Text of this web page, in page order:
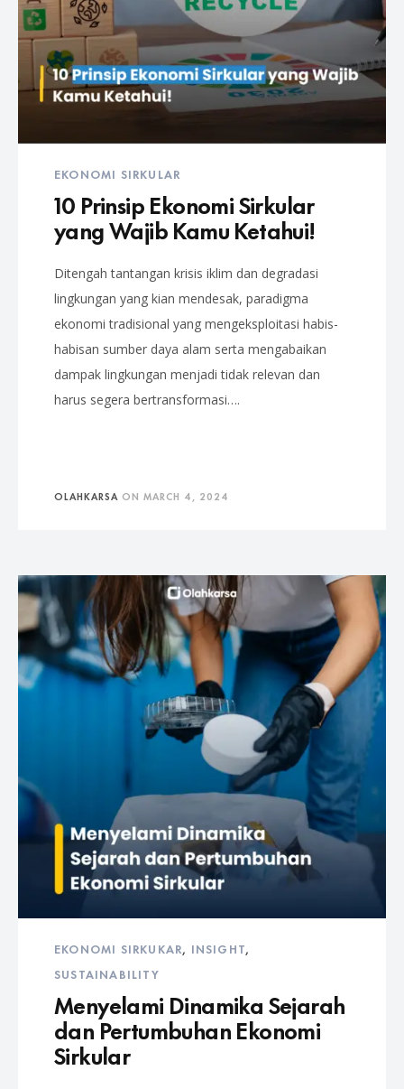
EKONOMI SIRKULAR
10 Prinsip Ekonomi Sirkular
yang Wajib Kamu Ketahui!
Ditengah tantangan krisis iklim dan degradasi
lingkungan yang kian mendesak, paradigma
ekonomi tradisional yang mengeksploitasi habis-
habisan sumber daya alam serta mengabaikan
dampak lingkungan menjadi tidak relevan dan
harus segera bertransformasi….
OLAHKARSA ON MARCH 4, 2024
EKONOMI SIRKUKAR, INSIGHT,
SUSTAINABILITY
Menyelami Dinamika Sejarah
dan Pertumbuhan Ekonomi
Sirkular